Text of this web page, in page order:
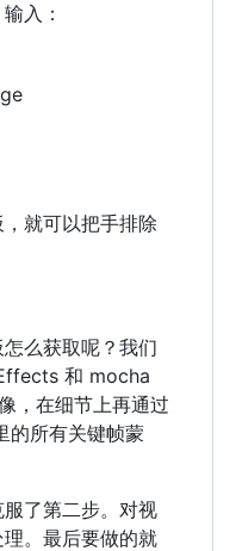
入：
就可以把手排除
么获取呢？我们
和 mocha
，在细节上再通过
的所有关键帧蒙
了第二步。对视
。最后要做的就